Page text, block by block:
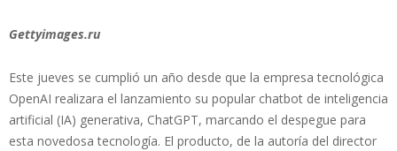
Gettyimages.ru
Este jueves se cumplió un año desde que la empresa tecnológica
OpenAI realizara el lanzamiento su popular chatbot de inteligencia
artificial (IA) generativa, ChatGPT, marcando el despegue para
esta novedosa tecnología. El producto, de la autoría del director